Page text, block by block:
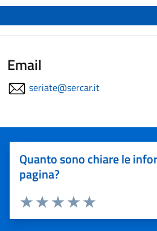
Email
seriate@sercar.it
Quanto sono chiare le
pagina?
Valuta 5 stelle su
Valuta 4 stelle su 5
Valuta 3 stelle su 5
Valuta 2 stelle su 5
Valuta 1 stelle su 5